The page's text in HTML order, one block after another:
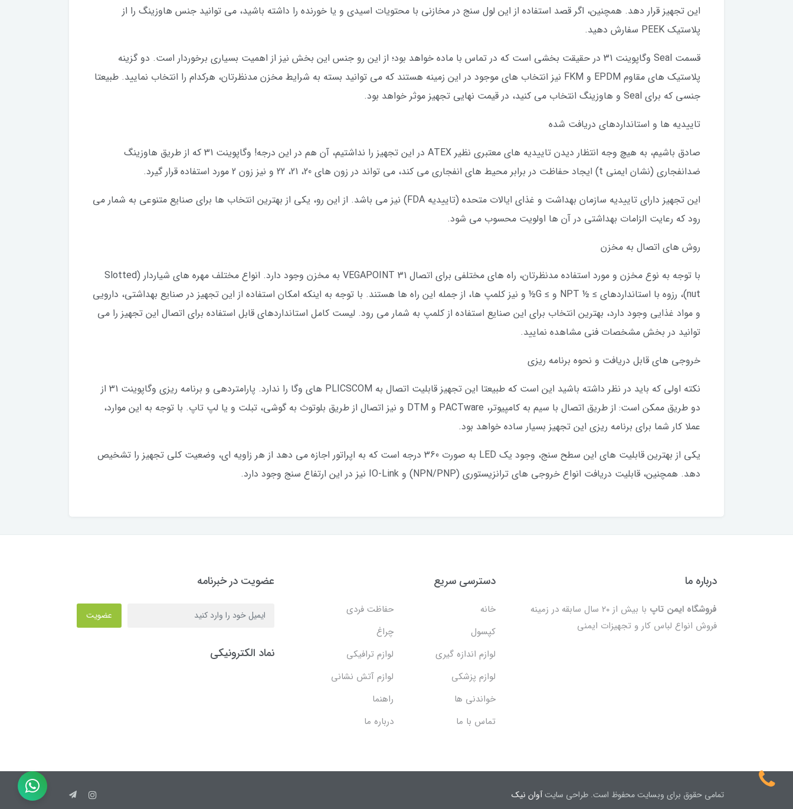
این تجهیز قرار دهد. همچنین، اگر قصد استفاده از این لول سنج در مخازنی با محتویات اسیدی و یا خورنده را داشته باشید، می توانید جنس هاوزینگ را از
پلاستیک PEEK سفارش دهید.
قسمت Seal وگاپوینت 31 در حقیقت بخشی است که در تماس با ماده خواهد بود؛ از این رو جنس این بخش نیز از اهمیت بسیاری برخوردار است. دو گزینه
پلاستیک های مقاوم EPDM و FKM نیز انتخاب های موجود در این زمینه هستند که می توانید بسته به شرایط مخزن مدنظرتان، هرکدام را انتخاب نمایید. طبیعتا
جنسی که برای Seal و هاوزینگ انتخاب می کنید، در قیمت نهایی تجهیز موثر خواهد بود.
تاییدیه ها و استانداردهای دریافت شده
صادق باشیم، به هیچ وجه انتظار دیدن تاییدیه های معتبری نظیر ATEX در این تجهیز را نداشتیم، آن هم در این درجه! وگاپوینت 31 که از طریق هاوزینگ
ضدانفجاری (نشان ایمنی t) ایجاد حفاظت در برابر محیط های انفجاری می کند، می تواند در زون های 20، 21، 22 و نیز زون 2 مورد استفاده قرار گیرد.
این تجهیز دارای تاییدیه سازمان بهداشت و غذای ایالات متحده (تاییدیه FDA) نیز می باشد. از این رو، یکی از بهترین انتخاب ها برای صنایع متنوعی به شمار می
رود که رعایت الزامات بهداشتی در آن ها اولویت محسوب می شود.
روش های اتصال به مخزن
با توجه به نوع مخزن و مورد استفاده مدنظرتان، راه های مختلفی برای اتصال VEGAPOINT 31 به مخزن وجود دارد. انواع مختلف مهره های شیاردار (Slotted
nut)، رزوه با استانداردهای ≥ ½ NPT و ≥ G½ و نیز کلمپ ها، از جمله این راه ها هستند. با توجه به اینکه امکان استفاده از این تجهیز در صنایع بهداشتی، دارویی
و مواد غذایی وجود دارد، بهترین انتخاب برای این صنایع استفاده از کلمپ به شمار می رود. لیست کامل استانداردهای قابل استفاده برای اتصال این تجهیز را می
توانید در بخش مشخصات فنی مشاهده نمایید.
خروجی های قابل دریافت و نحوه برنامه ریزی
نکته اولی که باید در نظر داشته باشید این است که طبیعتا این تجهیز قابلیت اتصال به PLICSCOM های وگا را ندارد. پارامتردهی و برنامه ریزی وگاپوینت 31 از
دو طریق ممکن است: از طریق اتصال با سیم به کامپیوتر، PACTware و DTM و نیز اتصال از طریق بلوتوث به گوشی، تبلت و یا لپ تاپ. با توجه به این موارد،
عملا کار شما برای برنامه ریزی این تجهیز بسیار ساده خواهد بود.
یکی از بهترین قابلیت های این سطح سنج، وجود یک LED به صورت 360 درجه است که به اپراتور اجازه می دهد از هر زاویه ای، وضعیت کلی تجهیز را تشخیص
دهد. همچنین، قابلیت دریافت انواع خروجی های ترانزیستوری (NPN/PNP) و IO-Link نیز در این ارتفاع سنج وجود دارد.
درباره ما
فروشگاه ایمن تاپ
با بیش از ۲۰ سال سابقه در زمینه
فروش انواع لباس کار و تجهیزات ایمنی
دسترسی سریع
خانه
حفاظت فردی
کپسول
چراغ
لوازم اندازه گیری
لوازم ترافیکی
لوازم پزشکی
لوازم آتش نشانی
خواندنی ها
راهنما
تماس با ما
درباره ما
عضویت در خبرنامه
عضویت
نماد الکترونیکی
تمامی حقوق برای وبسایت محفوظ است. طراحی سایتآوان نیک